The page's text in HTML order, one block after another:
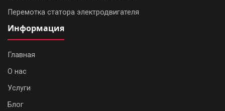
Перемотка статора электродвигателя
Информация
Главная
О нас
Услуги
Блог